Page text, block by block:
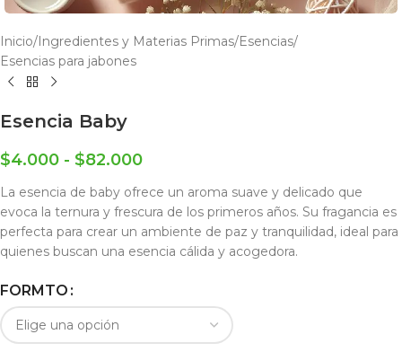
Inicio/Ingredientes y Materias Primas/Esencias/
Esencias para jabones
Esencia Baby
$4.000 - $82.000
La esencia de baby ofrece un aroma suave y delicado que
evoca la ternura y frescura de los primeros años. Su fragancia es
perfecta para crear un ambiente de paz y tranquilidad, ideal para
quienes buscan una esencia cálida y acogedora.
FORMTO